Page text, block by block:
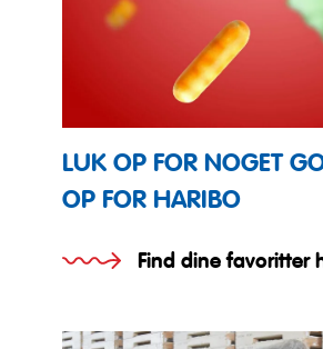
LUK OP FOR NOGET
OP FOR HARIBO
Find dine favoritter